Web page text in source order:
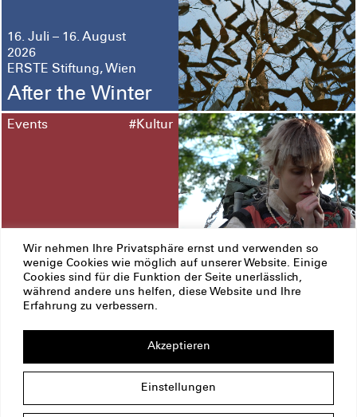
Wir nehmen Ihre Privatsphäre ernst und verwenden so
wenige Cookies wie möglich auf unserer Website. Einige
Cookies sind für die Funktion der Seite unerlässlich,
während andere uns helfen, diese Website und Ihre
Erfahrung zu verbessern.
Einstellungen
Akzeptieren
16. Juli – 16. August
2026
ERSTE Stiftung, Wien
After the Winter
Events #Kultur
12. Juni – 13. September
2026
Prague und Pardubice
Biennale Matter
of Art 2026
ERSTE Stiftung
1100 Wien
Impressum
Datenschutz
Copyright